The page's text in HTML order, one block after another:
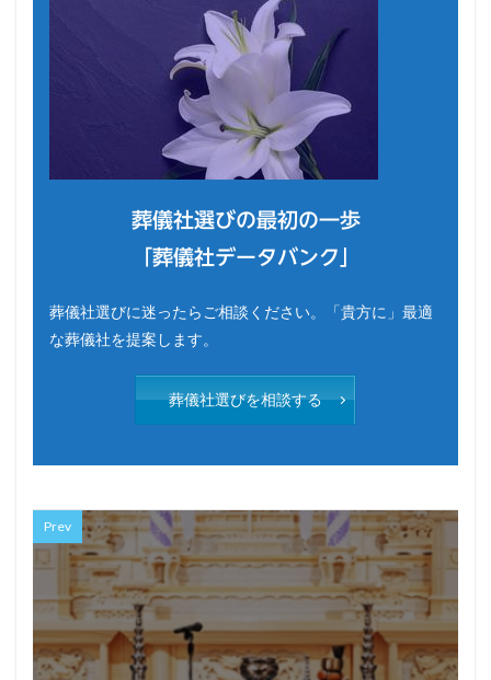
葬儀社選びの最初の一歩
「葬儀社データバンク」
葬儀社選びに迷ったらご相談ください。「貴方に」最適
な葬儀社を提案します。
葬儀社選びを相談する
Prev